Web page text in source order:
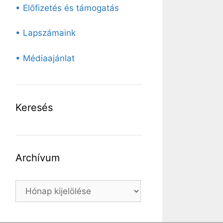
• Előfizetés és támogatás
• Lapszámaink
• Médiaajánlat
Keresés
Archívum
Archívum